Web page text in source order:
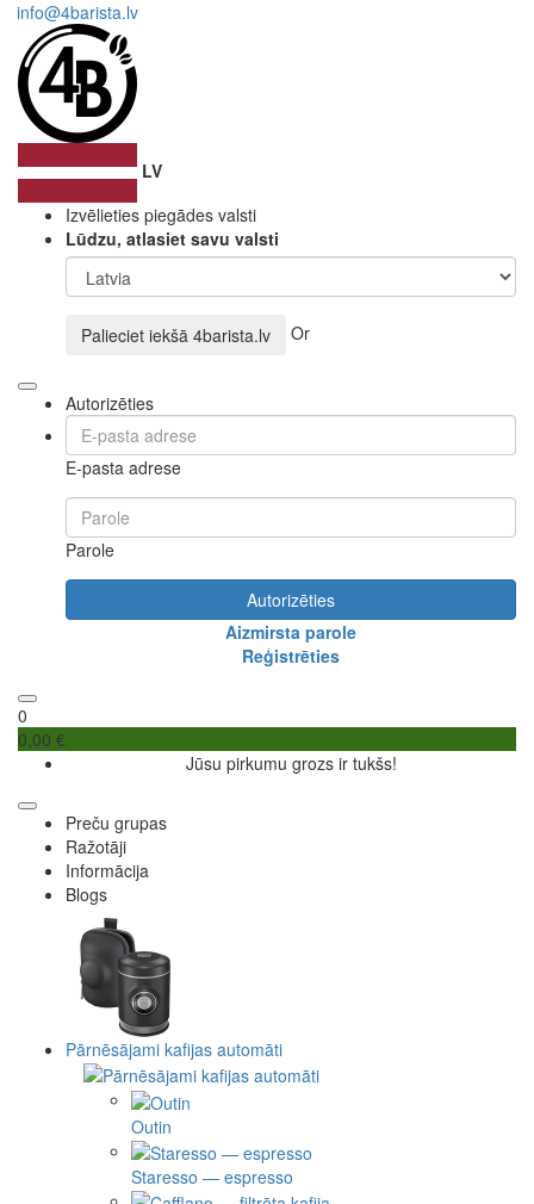
info@4barista.lv
LV
Izvēlieties piegādes valsti
Lūdzu, atlasiet savu valsti
Palieciet iekšā 4barista.lv Or
Autorizēties
E-pasta adrese
Parole
Autorizēties
Aizmirsta parole
Reģistrēties
0
0,00 €
Jūsu pirkumu grozs ir tukšs!
Preču grupas
Ražotāji
Informācija
Blogs
Pārnēsājami kafijas automāti
Outin
Staresso — espresso